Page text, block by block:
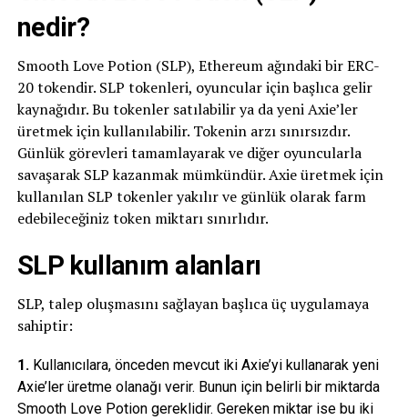
nedir?
Smooth Love Potion (SLP), Ethereum ağındaki bir ERC-
20 tokendir. SLP tokenleri, oyuncular için başlıca gelir
kaynağıdır. Bu tokenler satılabilir ya da yeni Axie’ler
üretmek için kullanılabilir. Tokenin arzı sınırsızdır.
Günlük görevleri tamamlayarak ve diğer oyuncularla
savaşarak SLP kazanmak mümkündür. Axie üretmek için
kullanılan SLP tokenler yakılır ve günlük olarak farm
edebileceğiniz token miktarı sınırlıdır.
SLP kullanım alanları
SLP, talep oluşmasını sağlayan başlıca üç uygulamaya
sahiptir:
1.Kullanıcılara, önceden mevcut iki Axie’yi kullanarak yeni
Axie’ler üretme olanağı verir. Bunun için belirli bir miktarda
Smooth Love Potion gereklidir. Gereken miktar ise bu iki